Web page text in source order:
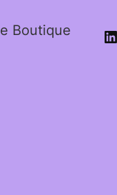
Boutique